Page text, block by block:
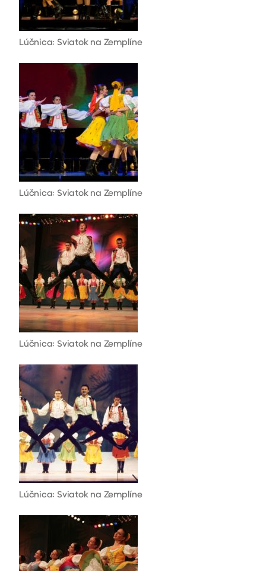
Lúčnica: Sviatok na Zemplíne
Lúčnica: Sviatok na Zemplíne
Lúčnica: Sviatok na Zemplíne
Lúčnica: Sviatok na Zemplíne